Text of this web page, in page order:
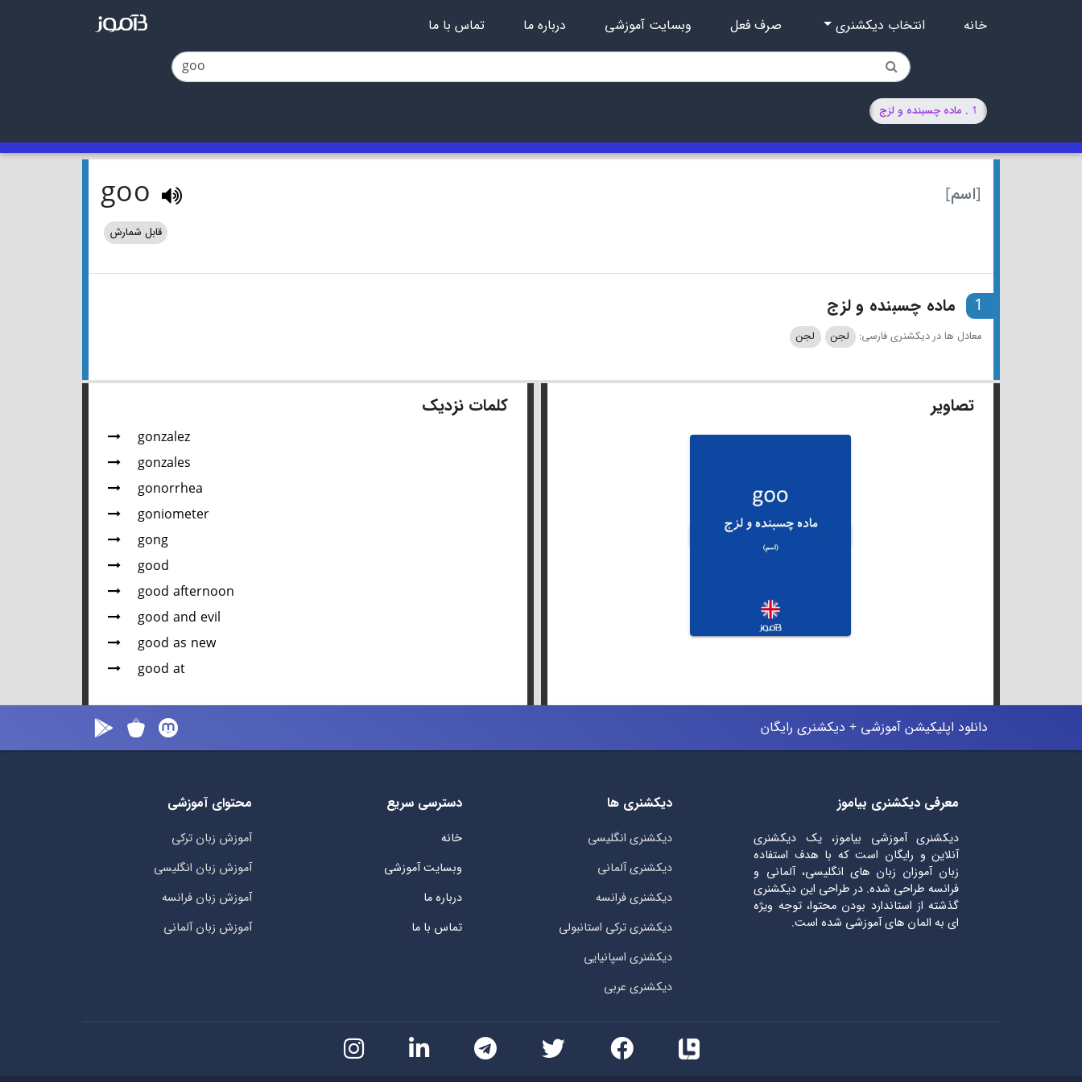
خانه انتخاب دیکشنری صرف فعل وبسایت آموزشی درباره ما تماس با ما
1 . ماده چسبنده و لزج
[اسم] goo
قابل شمارش
1 ماده چسبنده و لزج
معادل ها در دیکشنری فارسی: لجن لجن
تصاویر کلمات نزدیک
gonzalez
gonzales
gonorrhea
goniometer
gong
good
good afternoon
good and evil
good as new
good at
دانلود اپلیکیشن آموزشی + دیکشنری رایگان
معرفی دیکشنری بیاموز
دیکشنری آموزشی بیاموز، یک دیکشنری
آنلاین و رایگان است که با هدف استفاده
زبان آموزان زبان های انگلیسی، آلمانی و
فرانسه طراحی شده. در طراحی این دیکشنری
گذشته از استاندارد بودن محتوا، توجه ویژه
ای به المان های آموزشی شده است.
دیکشنری ها
دیکشنری انگلیسی
دیکشنری آلمانی
دیکشنری فرانسه
دیکشنری ترکی استانبولی
دیکشنری اسپانیایی
دیکشنری عربی
دسترسی سریع
خانه
وبسایت آموزشی
درباره ما
تماس با ما
محتوای آموزشی
آموزش زبان ترکی
آموزش زبان انگلیسی
آموزش زبان فرانسه
آموزش زبان آلمانی